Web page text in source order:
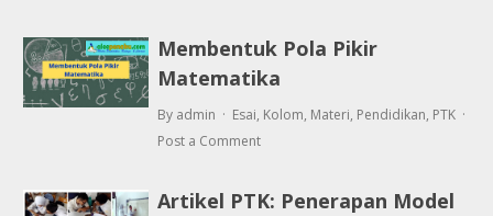
Membentuk Pola Pikir
Matematika
By admin Esai, Kolom, Materi, Pendidikan, PTK
Post a Comment
Artikel PTK: Penerapan Model